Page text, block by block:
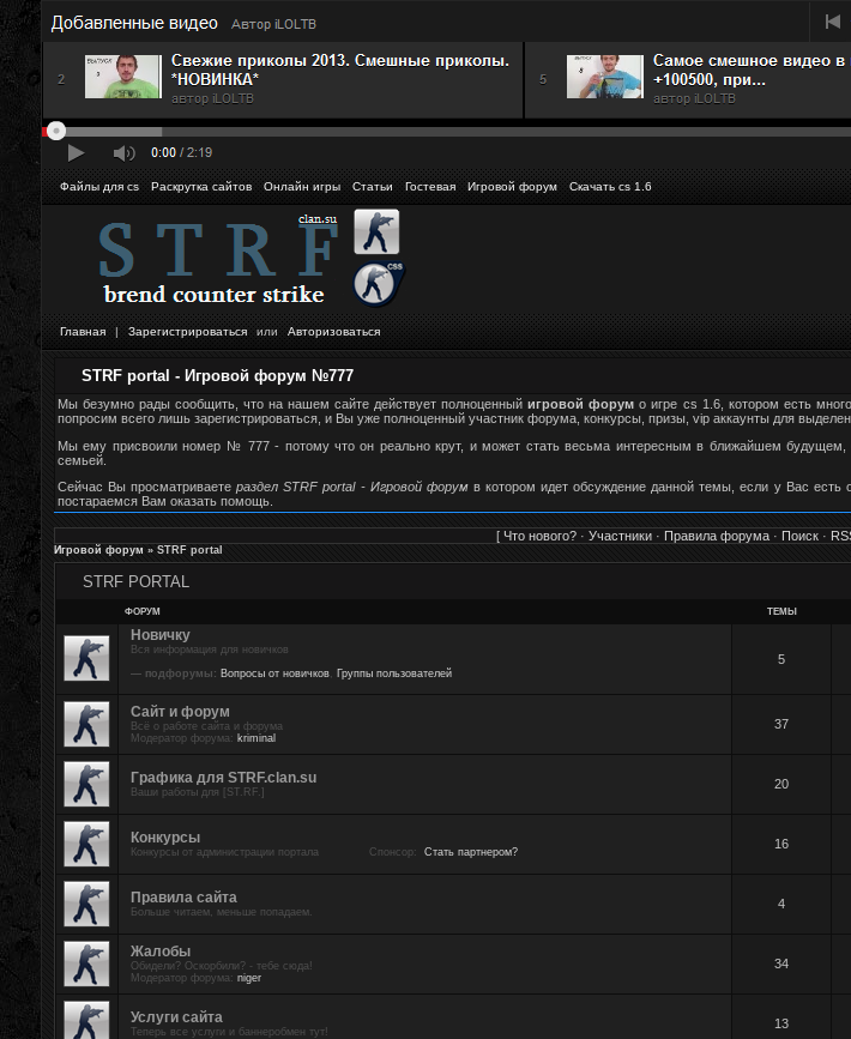
Файлы для cs Раскрутка сайтов Онлайн игры Статьи Гостевая Игровой форум Скачать cs 1.6
Главная | Зарегистрироваться или Авторизоваться
STRF portal - Игровой форум №777
Мы безумно рады сообщить, что на нашем сайте действует полноценныйигровой форум о игре cs 1.6, котором есть
попросим всего лишь зарегистрироваться, и Вы уже полноценный участник форума, конкурсы, призы, vip аккаунты для
Мы ему присвоили номер № 777 - потому что он реально крут, и может стать весьма интересным в ближайшем
семьей.
Сейчас Вы просматриваетераздел STRF portal - Игровой форумв котором идет обсуждение данной темы, если у Вас
постараемся Вам оказать помощь.
[ Что нового?· Участники· Правила форума· Поиск·
Игровой форум » STRF portal
STRF PORTAL
ФОРУМ ТЕМЫ
Новичку
Вся информация для новичков
— подфорумы: Вопросы от новичков, Группы пользователей
5
Сайт и форум
Всё о работе сайта и форума
Модератор форума: kriminal
37
Графика для STRF.clan.su
Ваши работы для [ST.RF.]
20
Конкурсы
Конкурсы от администрации портала Спонсор: Стать партнером?
16
Правила сайта
Больше читаем, меньше попадаем.
4
Жалобы
Обидели? Оскорбили? - тебе сюда!
Модератор форума: niger
34
Услуги сайта
Теперь все услуги и баннеробмен тут!
13